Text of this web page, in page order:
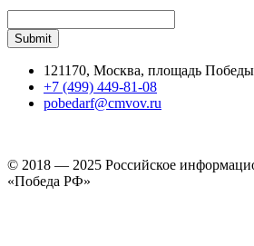
121170, Москва, площадь
+7 (499) 449-81-08
pobedarf@cmvov.ru
© 2018 — 2025 Российское
«Победа РФ»